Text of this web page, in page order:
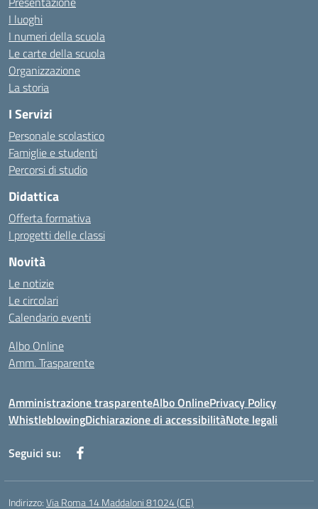
I luoghi
I numeri della scuola
Le carte della scuola
Organizzazione
La storia
I Servizi
Personale scolastico
Famiglie e studenti
Percorsi di studio
Didattica
Offerta formativa
I progetti delle classi
Novità
Le notizie
Le circolari
Calendario eventi
Albo Online
Amm. Trasparente
Amministrazione trasparenteAlbo OnlinePrivacy Policy
WhistleblowingDichiarazione di accessibilitàNote legali
Seguici su:
Indirizzo:Via Roma 14 Maddaloni 81024 (CE)